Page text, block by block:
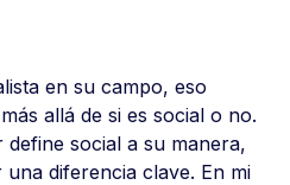
en su campo, eso
allá de si es social o no.
social a su manera,
diferencia clave. En mi